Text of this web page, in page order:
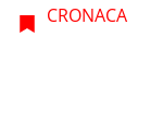
CRONACA